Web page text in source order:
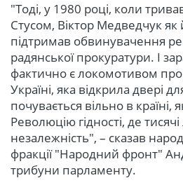
"Тоді, у 1980 році, коли
Стусом, Віктор Медведчук як
підтримав обвинувачення
радянської прокуратури. І
фактично є локомотивом
Україні, яка відкрила двері
почувається вільно в країні,
Революцію гідності, де
незалежність", – сказав
фракції "Народний фронт"
трибуни парламенту.